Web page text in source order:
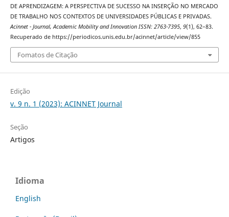
DE APRENDIZAGEM: A PERSPECTIVA DE SUCESSO NA INSERÇÃO NO MERCADO
DE TRABALHO NOS CONTEXTOS DE UNIVERSIDADES PÚBLICAS E PRIVADAS.
Acinnet - Journal, Academic Mobility and Innovation ISSN: 2763-7395, 9(1), 62–83.
Recuperado de https://periodicos.unis.edu.br/acinnet/article/view/855
Fomatos de Citação
Edição
v. 9 n. 1 (2023): ACINNET Journal
Seção
Artigos
Idioma
English